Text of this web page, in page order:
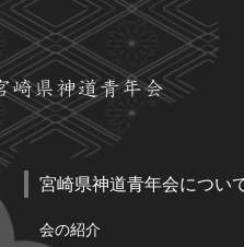
宮崎県神道青年会につい
会の紹介